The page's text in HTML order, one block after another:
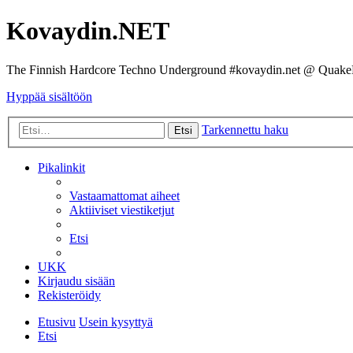
Kovaydin.NET
The Finnish Hardcore Techno Underground #kovaydin.net @
Hyppää sisältöön
Etsi Tarkennettu haku
Pikalinkit
Vastaamattomat aiheet
Aktiiviset viestiketjut
Etsi
UKK
Kirjaudu sisään
Rekisteröidy
Etusivu Usein kysyttyä
Etsi